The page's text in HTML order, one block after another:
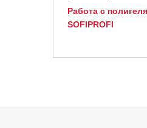
Работа с
SOFIPROFI